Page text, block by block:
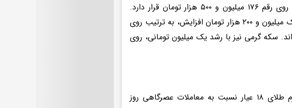
سکه بهار آزادی با رشد یک میلیون و ۵۰۰ هزار تومانی، روی رقم ۱۷۶ میلیون و ۵۰۰ هزار تومان قرار دارد.
نیم‌سکه با یک میلیون و ۴۰۰ هزار تومان و ربع سکه با یک میلیون و ۲۰۰ هزار تومان افزایش، به ترتیب روی
تومان قرار گرفته‌اند. سکه گرمی نیز با رشد یک میلیون تومانی، روی
قیمت طلا امروز در مسیر افزایشی قرار گرفته و هر گرم طلای ۱۸ عیار نسبت به معاملات عصرگاهی روز